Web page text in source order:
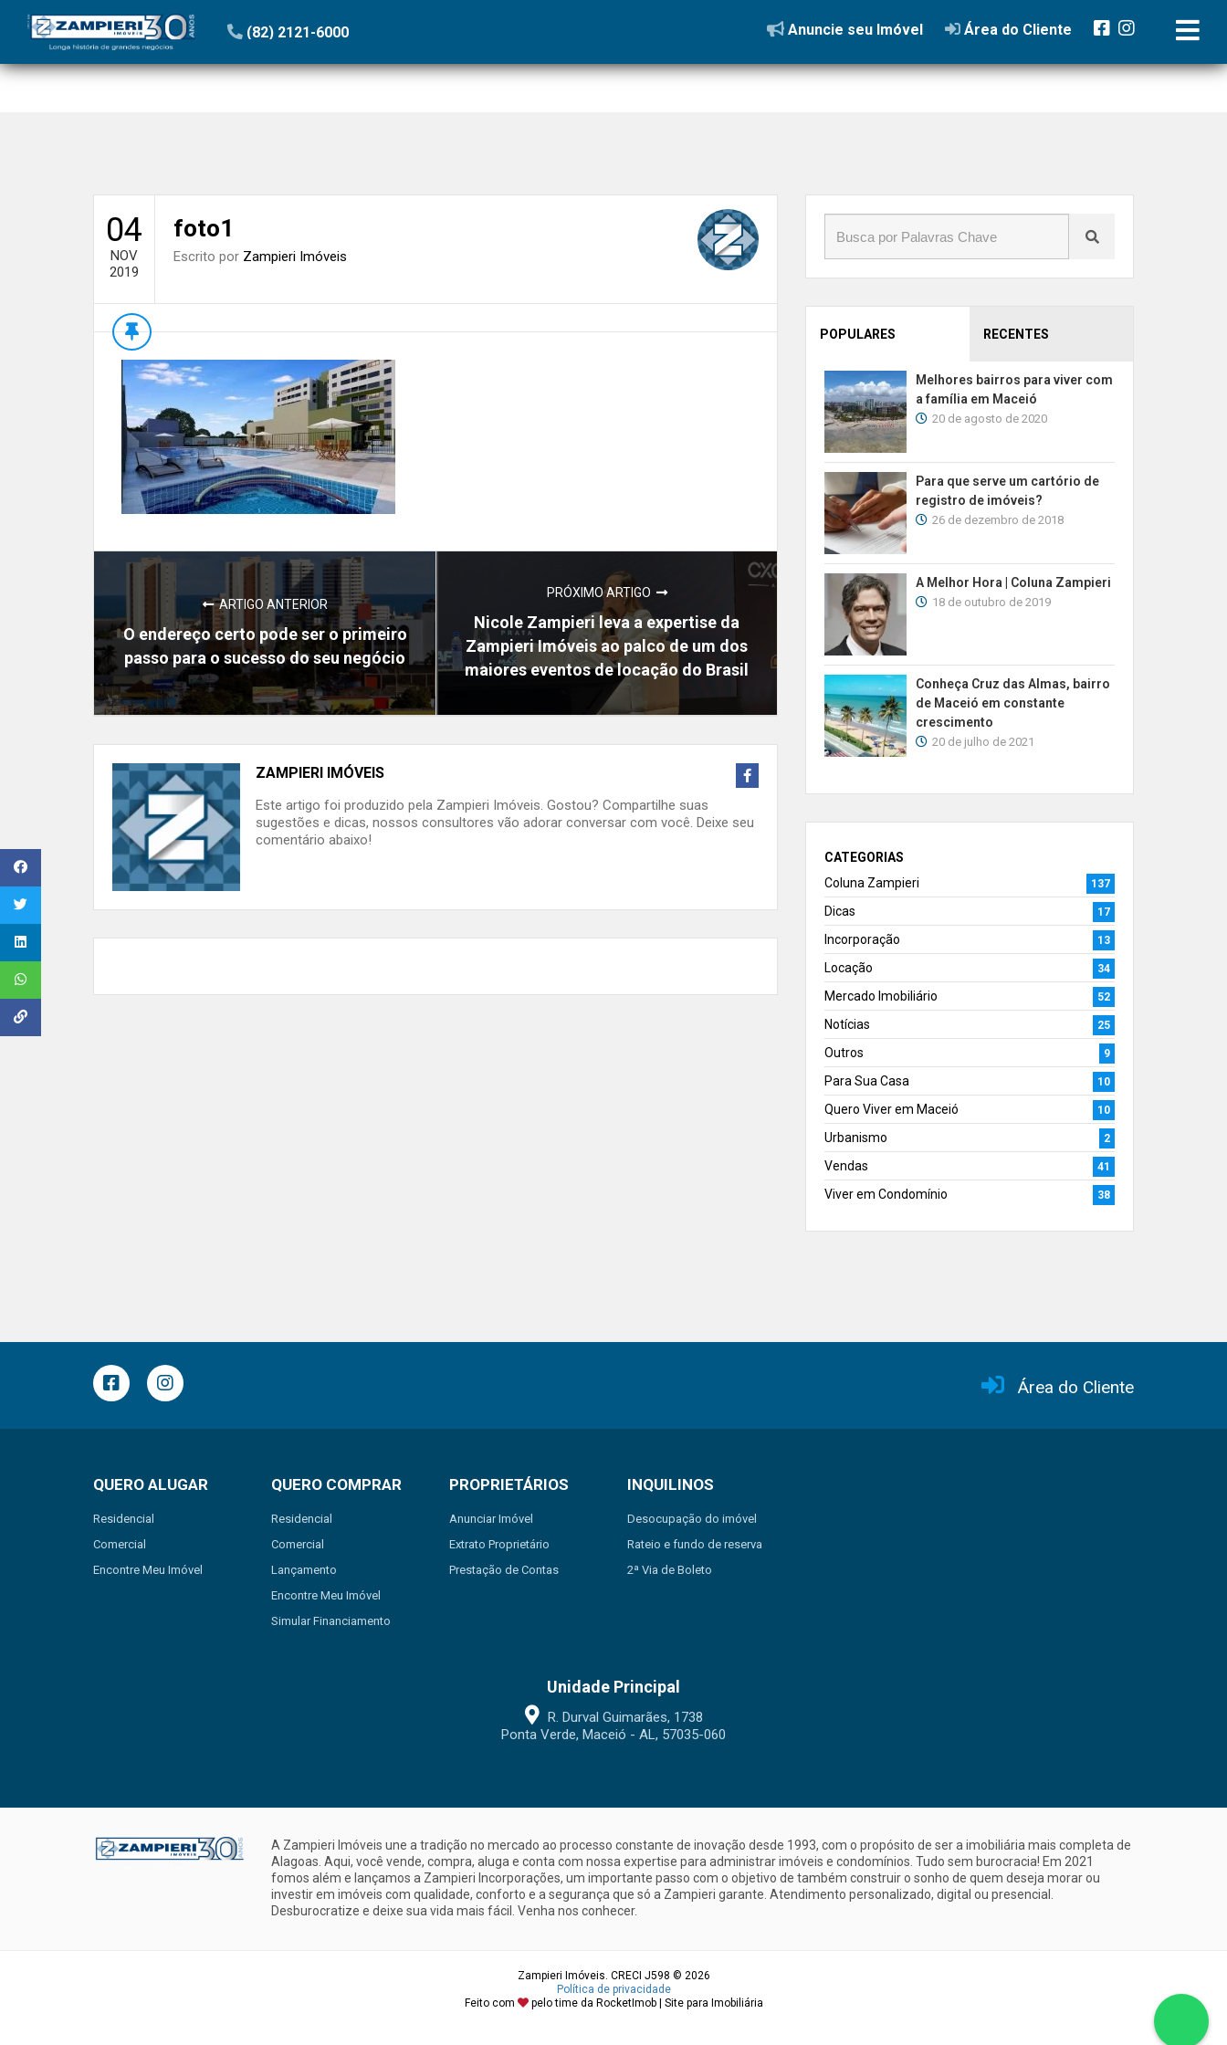
(82) 2121-6000 Anuncie seu Imóvel Área do Cliente
Início»Blog»Zampieri agora administra condomínios em Maceió junto com a Lello, maior empresa do setor no Brasil »foto1
04
NOV
2019
foto1
Escrito por Zampieri Imóveis
ARTIGO ANTERIOR
O endereço certo pode ser o primeiro
passo para o sucesso do seu negócio
PRÓXIMO ARTIGO
Nicole Zampieri leva a expertise da
Zampieri Imóveis ao palco de um dos
maiores eventos de locação do Brasil
ZAMPIERI IMÓVEIS
Este artigo foi produzido pela Zampieri Imóveis. Gostou? Compartilhe suas
sugestões e dicas, nossos consultores vão adorar conversar com você. Deixe seu
comentário abaixo!
POPULARES RECENTES
Melhores bairros para viver com
a família em Maceió
20 de agosto de 2020
Para que serve um cartório de
registro de imóveis?
26 de dezembro de 2018
A Melhor Hora | Coluna Zampieri
18 de outubro de 2019
Conheça Cruz das Almas, bairro
de Maceió em constante
crescimento
20 de julho de 2021
CATEGORIAS
Coluna Zampieri
137
Dicas 17
Incorporação 13
Locação 34
Mercado Imobiliário 52
Notícias 25
Outros 9
Para Sua Casa 10
Quero Viver em Maceió 10
Urbanismo 2
Vendas 41
Viver em Condomínio 38
Área do Cliente
QUERO ALUGAR
Residencial
Comercial
Encontre Meu Imóvel
QUERO COMPRAR
Residencial
Comercial
Lançamento
Encontre Meu Imóvel
Simular Financiamento
PROPRIETÁRIOS
Anunciar Imóvel
Extrato Proprietário
Prestação de Contas
INQUILINOS
Desocupação do imóvel
Rateio e fundo de reserva
2ª Via de Boleto
Unidade Principal
R. Durval Guimarães, 1738
Ponta Verde, Maceió - AL, 57035-060
A Zampieri Imóveis une a tradição no mercado ao processo constante de inovação desde 1993, com o propósito de ser a imobiliária mais completa de
Alagoas. Aqui, você vende, compra, aluga e conta com nossa expertise para administrar imóveis e condomínios. Tudo sem burocracia! Em 2021
fomos além e lançamos a Zampieri Incorporações, um importante passo com o objetivo de também construir o sonho de quem deseja morar ou
investir em imóveis com qualidade, conforto e a segurança que só a Zampieri garante. Atendimento personalizado, digital ou presencial.
Desburocratize e deixe sua vida mais fácil. Venha nos conhecer.
Zampieri Imóveis. CRECI J598 © 2026
Política de privacidade
Feito com
pelo time da RocketImob | Site para Imobiliária